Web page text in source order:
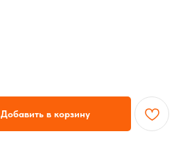
Добавить в корзину